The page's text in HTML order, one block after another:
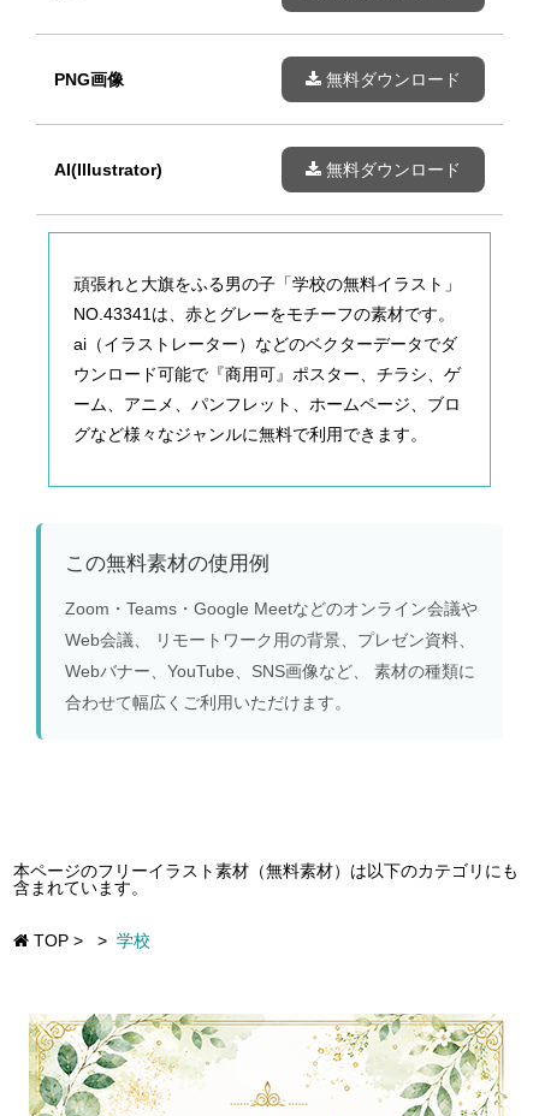
PNG画像 無料ダウンロード
AI(Illustrator) 無料ダウンロード
頑張れと大旗をふる男の子「学校の無料イラスト」
NO.43341は、赤とグレーをモチーフの素材です。
ai（イラストレーター）などのベクターデータでダ
ウンロード可能で『商用可』ポスター、チラシ、ゲ
ーム、アニメ、パンフレット、ホームページ、ブロ
グなど様々なジャンルに無料で利用できます。
この無料素材の使用例
Zoom・Teams・Google Meetなどのオンライン会議や
Web会議、 リモートワーク用の背景、プレゼン資料、
Webバナー、YouTube、SNS画像など、 素材の種類に
合わせて幅広くご利用いただけます。
本ページのフリーイラスト素材（無料素材）は以下のカテゴリにも
含まれています。
TOP > > 学校